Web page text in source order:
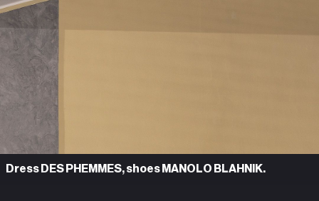
Dress DES PHEMMES, shoes MANOLO BLAHNIK.